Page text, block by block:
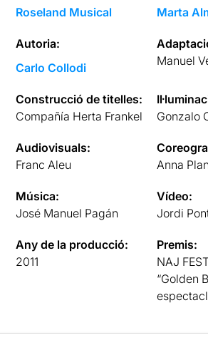
Roseland Musical
Marta
Autoria:
Carlo Collodi
Manuel
Construcció de titelles:
Compañía Herta Frankel
Gonzalo
Audiovisuals:
Franc Aleu
Anna
Música:
José Manuel Pagán
Vídeo:
Jordi
Any de la producció:
2011
Premis:
NAJ
“Golden